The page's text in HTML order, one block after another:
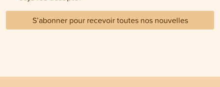
S’abonner pour recevoir toutes nos nouvelles